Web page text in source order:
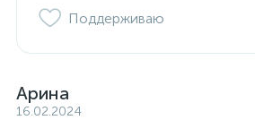
Поддерживаю
Арина
16.02.2024